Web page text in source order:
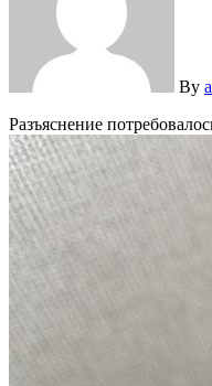
By
Разъяснение